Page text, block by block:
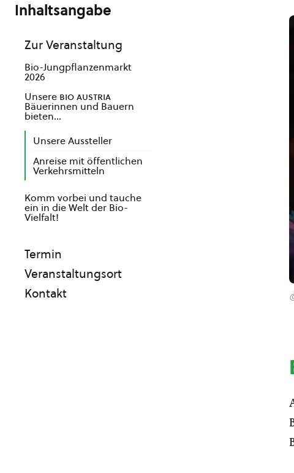
Inhaltsangabe
Zur Veranstaltung
Bio-Jungpflanzenmarkt
2026
Unsere bio austria
Bäuerinnen und Bauern
bieten...
Unsere Aussteller
Anreise mit öffentlichen
Verkehrsmitteln
Komm vorbei und tauche
ein in die Welt der Bio-
Vielfalt!
Termin
Veranstaltungsort
Kontakt